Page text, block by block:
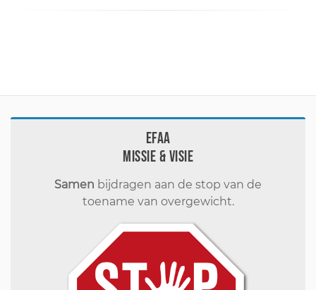
EFAA
Missie & visie
Samen bijdragen aan de stop van de
toename van overgewicht.